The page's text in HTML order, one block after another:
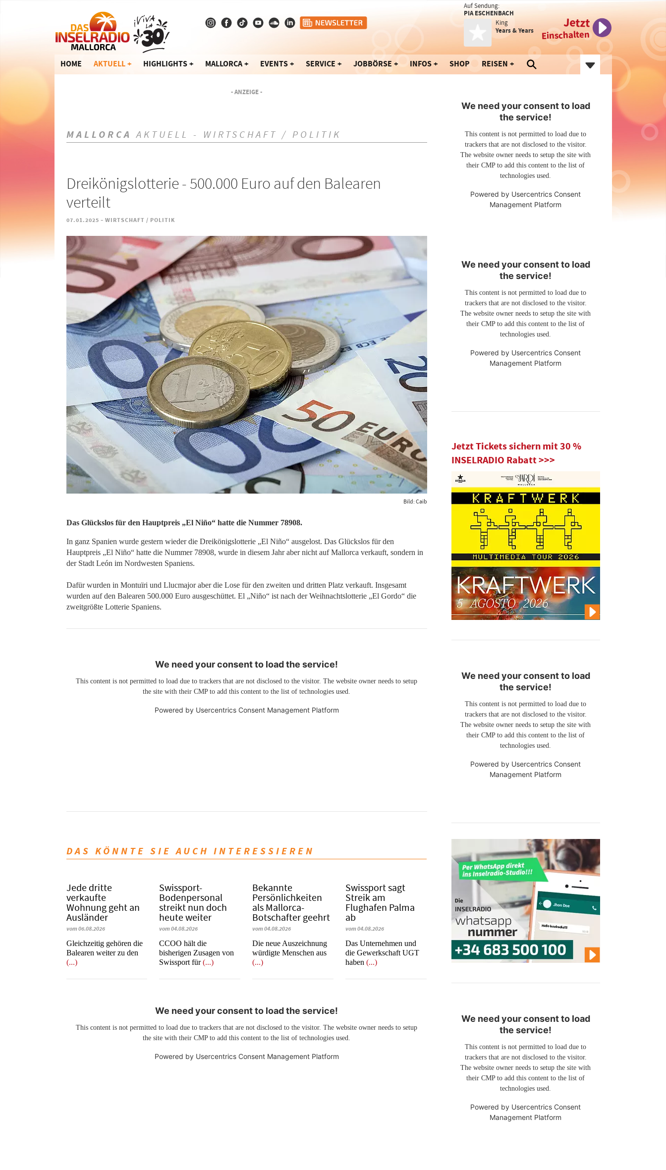
Auf Sendung:
PIA ESCHENBACH
King
Years & Years
Jetzt
Einschalten
HOME AKTUELL HIGHLIGHTS MALLORCA EVENTS SERVICE JOBBÖRSE INFOS SHOP REISEN
- ANZEIGE -
MALLORCA AKTUELL - WIRTSCHAFT / POLITIK
Dreikönigslotterie - 500.000 Euro auf den Balearen
verteilt
07.01.2025 - WIRTSCHAFT / POLITIK
Bild: Caib
Das Glückslos für den Hauptpreis „El Niño“ hatte die Nummer 78908.
In ganz Spanien wurde gestern wieder die Dreikönigslotterie „El Niño“ ausgelost. Das Glückslos für den
Hauptpreis „El Niño“ hatte die Nummer 78908, wurde in diesem Jahr aber nicht auf Mallorca verkauft, sondern in
der Stadt León im Nordwesten Spaniens.
Dafür wurden in Montuïri und Llucmajor aber die Lose für den zweiten und dritten Platz verkauft. Insgesamt
wurden auf den Balearen 500.000 Euro ausgeschüttet. El „Niño“ ist nach der Weihnachtslotterie „El Gordo“ die
zweitgrößte Lotterie Spaniens.
We need your consent to load the service!
This content is not permitted to load due to trackers that are not disclosed to the visitor. The website owner needs to setup
the site with their CMP to add this content to the list of technologies used.
Powered by Usercentrics Consent Management Platform
DAS KÖNNTE SIE AUCH INTERESSIEREN
Jede dritte
verkaufte
Wohnung geht an
Ausländer
vom 06.08.2026
Gleichzeitig gehören die
Balearen weiter zu den
(...)
Swissport-
Bodenpersonal
streikt nun doch
heute weiter
vom 04.08.2026
CCOO hält die
bisherigen Zusagen von
Swissport für(...)
Bekannte
Persönlichkeiten
als Mallorca-
Botschafter geehrt
vom 04.08.2026
Die neue Auszeichnung
würdigte Menschen aus
(...)
Swissport sagt
Streik am
Flughafen Palma
ab
vom 04.08.2026
Das Unternehmen und
die Gewerkschaft UGT
haben(...)
We need your consent to load the service!
This content is not permitted to load due to trackers that are not disclosed to the visitor. The website owner needs to setup
the site with their CMP to add this content to the list of technologies used.
Powered by Usercentrics Consent Management Platform
We need your consent to load
the service!
This content is not permitted to load due to
trackers that are not disclosed to the visitor.
The website owner needs to setup the site with
their CMP to add this content to the list of
technologies used.
Powered by Usercentrics Consent
Management Platform
We need your consent to load
the service!
This content is not permitted to load due to
trackers that are not disclosed to the visitor.
The website owner needs to setup the site with
their CMP to add this content to the list of
technologies used.
Powered by Usercentrics Consent
Management Platform
Jetzt Tickets sichern mit 30 %
INSELRADIO Rabatt >>>
We need your consent to load
the service!
This content is not permitted to load due to
trackers that are not disclosed to the visitor.
The website owner needs to setup the site with
their CMP to add this content to the list of
technologies used.
Powered by Usercentrics Consent
Management Platform
We need your consent to load
the service!
This content is not permitted to load due to
trackers that are not disclosed to the visitor.
The website owner needs to setup the site with
their CMP to add this content to the list of
technologies used.
Powered by Usercentrics Consent
Management Platform